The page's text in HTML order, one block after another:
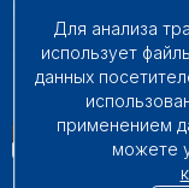
© 2009 – 2026.
Для анализа
использует
данных
применением
можете